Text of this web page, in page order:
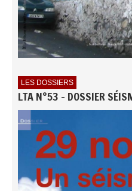
LES DOSSIERS
LTA N°53 - DOSSIER